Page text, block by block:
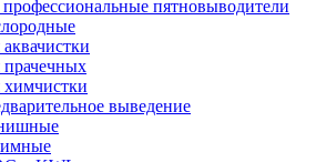
пятновыводители
прачечных
химчистки
выведение